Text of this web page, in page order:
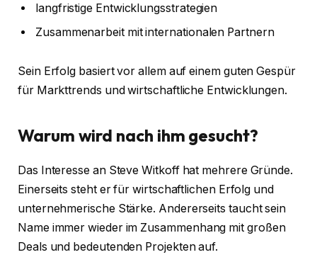
langfristige Entwicklungsstrategien
Zusammenarbeit mit internationalen Partnern
Sein Erfolg basiert vor allem auf einem guten Gespür
für Markttrends und wirtschaftliche Entwicklungen.
Warum wird nach ihm gesucht?
Das Interesse an Steve Witkoff hat mehrere Gründe.
Einerseits steht er für wirtschaftlichen Erfolg und
unternehmerische Stärke. Andererseits taucht sein
Name immer wieder im Zusammenhang mit großen
Deals und bedeutenden Projekten auf.